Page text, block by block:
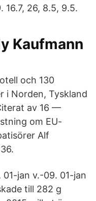
16.7, 26, 8.5, 9.5.
Kaufmann
och 130
i Norden, Tyskland
av 16 —
om EU-
Alf
01-jan v.-09. 01-jan
till 282 g